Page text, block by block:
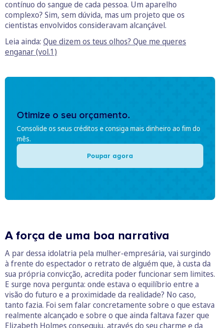
contínuo do sangue de cada pessoa. Um aparelho
complexo? Sim, sem dúvida, mas um projeto que os
cientistas envolvidos consideravam alcançável.
Leia ainda: Que dizem os teus olhos? Que me queres
enganar (vol.1)
Otimize o seu orçamento.
Consolide os seus créditos e consiga mais dinheiro ao fim do
mês.
Poupar agora
A força de uma boa narrativa
A par dessa idolatria pela mulher-empresária, vai surgindo
à frente do espectador o retrato de alguém que, à custa da
sua própria convicção, acredita poder funcionar sem limites.
E surge nova pergunta: onde estava o equilíbrio entre a
visão do futuro e a proximidade da realidade? No caso,
tanto fazia. Foi sem falar concretamente sobre o que estava
realmente alcançado e sobre o que ainda faltava fazer que
Elizabeth Holmes conseguiu, através do seu charme e da